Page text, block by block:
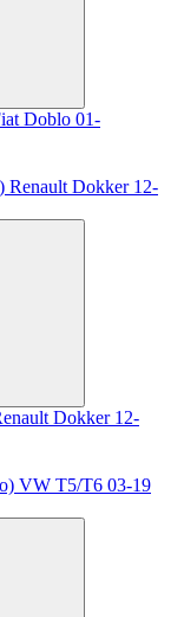
Doblo 01-
Dokker 12-